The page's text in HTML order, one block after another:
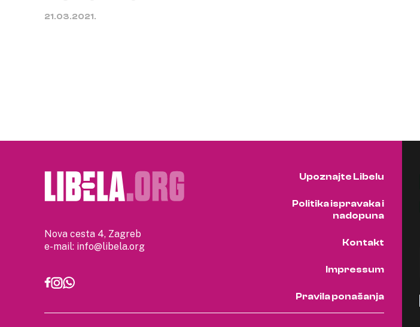
21.03.2021.
Nova cesta 4, Zagreb
e-mail: info@libela.org
Upoznajte Libelu
Politika ispravaka i
nadopuna
Kontakt
Impressum
Pravila ponašanja